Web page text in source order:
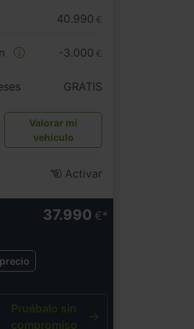
40.990 €
-3.000 €
GRATIS
Valorar mi
vehículo
Activar
37.990 €
Pruébalo sin
compromiso